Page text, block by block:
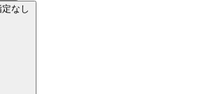
定なし